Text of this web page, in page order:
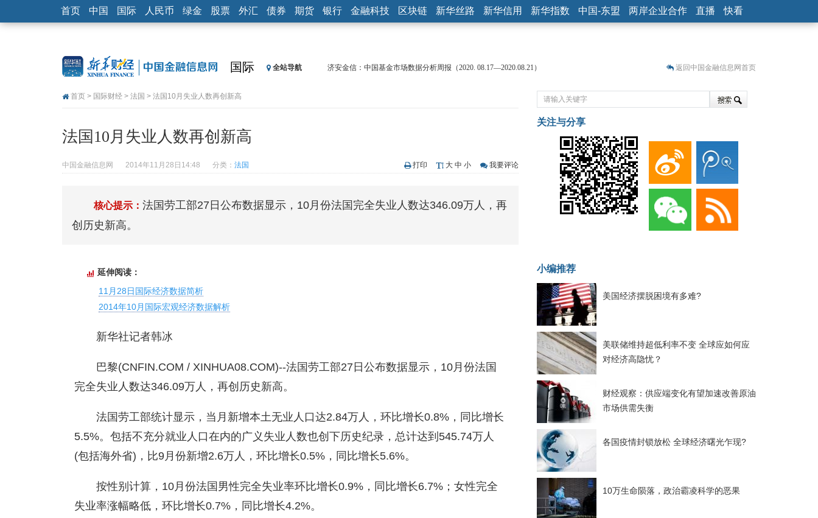
首页 中国 国际 人民币 绿金 股票 外汇 债券 期货 银行 金融科技 区块链 新华丝路 新华信用 新华指数 中国-东盟 两岸企业合作 直播 快看
国际 全站导航
济安金信：中国基金市场数据分析周报（2020. 08.17—2020.08.21）
央行公开市场净投放300亿元 短端资金利率明显下行
恒生聚源：北斗收官之星发射成功，全产业链解析
返回中国金融信息网首页
首页 > 国际财经 > 法国 > 法国10月失业人数再创新高
法国10月失业人数再创新高
中国金融信息网 2014年11月28日14:48 分类： 法国 打印 大 中 小 我要评论
核心提示： 法国劳工部27日公布数据显示，10月份法国完全失业人数达346.09万人，再
创历史新高。
延伸阅读：
11月28日国际经济数据简析
2014年10月国际宏观经济数据解析
新华社记者韩冰
巴黎(CNFIN.COM / XINHUA08.COM)--法国劳工部27日公布数据显示，10月份法国
完全失业人数达346.09万人，再创历史新高。
法国劳工部统计显示，当月新增本土无业人口达2.84万人，环比增长0.8%，同比增长
5.5%。包括不充分就业人口在内的广义失业人数也创下历史纪录，总计达到545.74万人
(包括海外省)，比9月份新增2.6万人，环比增长0.5%，同比增长5.6%。
按性别计算，10月份法国男性完全失业率环比增长0.9%，同比增长6.7%；女性完全
失业率涨幅略低，环比增长0.7%，同比增长4.2%。
关注与分享
小编推荐
美国经济摆脱困境有多难?
美联储维持超低利率不变 全球应如何应
对经济高隐忧？
财经观察：供应端变化有望加速改善原油
市场供需失衡
各国疫情封锁放松 全球经济曙光乍现?
10万生命陨落，政治霸凌科学的恶果